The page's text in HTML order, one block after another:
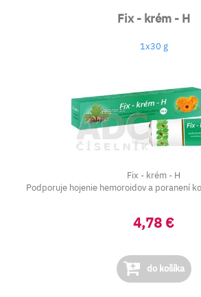
Fix - krém - H
1x30 g
Fix - krém - H
Podporuje hojenie hemoroidov a poranení
4,78 €
do košíka